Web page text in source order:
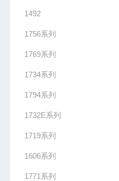
1492
1756系列
1769系列
1734系列
1794系列
1732E系列
1719系列
1606系列
1771系列